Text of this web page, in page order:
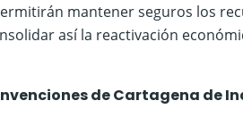
mantener seguros los
así la reactivación
de Cartagena de